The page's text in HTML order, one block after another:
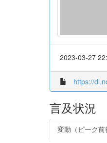
2023-03-27
https://
言及状況
変動（ピーク前